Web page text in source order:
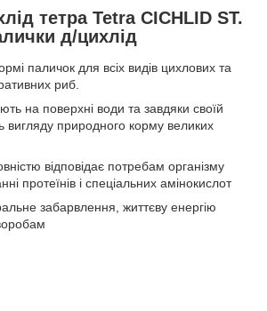
тетра Tetra CICHLID ST.
д/цихлід
паличок для всіх видів цихлових та
риб.
на поверхні води та завдяки своїй
вигляду природного корму великих
відповідає потребам організму
протеїнів і спеціальних амінокислот
забарвлення, життєву енергію